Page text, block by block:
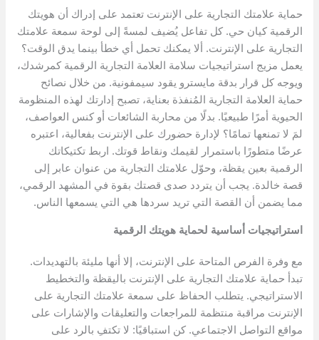
حماية علامتك التجارية على الإنترنت تعتمد على إدراك أن هويتك
الرقمية كيان حي. كل تفاعل يُضيف لمسةً إلى لوحة سمعة علامتك
التجارية على الإنترنت. ألا يمكنك تحمل أي خطأ بينما يدق الوقت؟
يعمل مزيج استراتيجيات سلامة العلامة التجارية الرقمية كمرشدك،
ويوجه كل قرار بدقة مايسترو يقود سيمفونية. من خلال نصائح
حماية العلامة التجارية المُنفذة بعناية، تصبح إدارتك لهذه المنظومة
الحيوية أمرًا طبيعيًا. بدلًا من محاربة الشائعات أو كنس العواصف،
لمَ لا تمنعها تمامًا؟ لإدارة حضورك على الإنترنت بفعالية، اعتبره
عرضًا متطورًا باستمرار لقيمك ونقاط قوتك. اربط تكتيكاتك
الرقمية بعين يقظة، وحوّل علامتك التجارية من عنوان عابر إلى
قصة خالدة. يجب أن يتردد صدى قصتك بقوة في المشهد الرقمي،
مما يضمن أن القصة التي تريد سردها هي التي يسمعها الناس.
استراتيجيات أساسية لحماية هويتك الرقمية
مع وفرة الفرص المتاحة على الإنترنت، إلا أنها مليئة بالتهديدات.
تبدأ حماية علامتك التجارية على الإنترنت باليقظة والتخطيط
الاستراتيجي. يتطلب الحفاظ على سمعة علامتك التجارية على
الإنترنت مراقبة منتظمة للمراجعات والتعليقات والإشارات على
مواقع التواصل الاجتماعي. كن استباقيًا: لا تكتفِ بالرد على